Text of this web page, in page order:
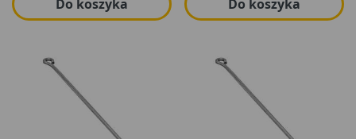
Do koszyka Do koszyka